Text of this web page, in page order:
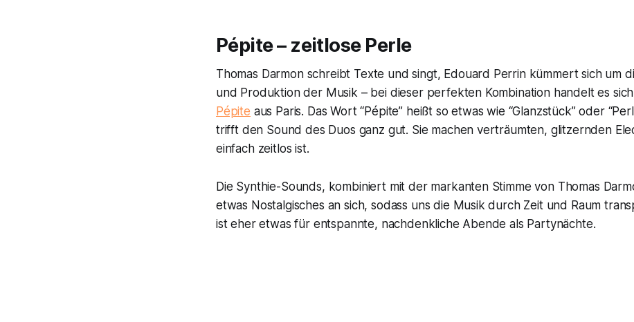
Pépite – zeitlose Perle
Thomas Darmon schreibt Texte und singt, Edouard Perrin kümmert sich um
und Produktion der Musik – bei dieser perfekten Kombination handelt es
Pépite aus Paris. Das Wort “Pépite” heißt so etwas wie “Glanzstück” oder
trifft den Sound des Duos ganz gut. Sie machen verträumten, glitzernden
einfach zeitlos ist.
Die Synthie-Sounds, kombiniert mit der markanten Stimme von Thomas
etwas Nostalgisches an sich, sodass uns die Musik durch Zeit und Raum
ist eher etwas für entspannte, nachdenkliche Abende als Partynächte.